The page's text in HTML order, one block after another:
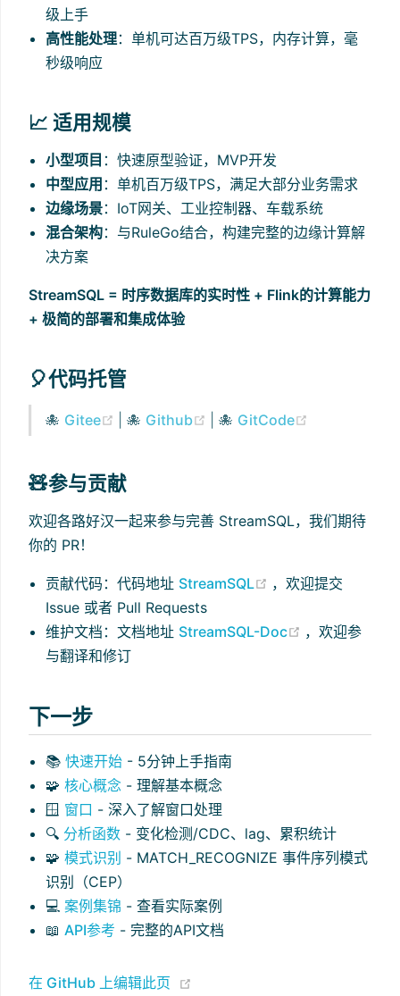
级上手
高性能处理：单机可达百万级TPS，内存计算，毫
秒级响应
📈 适用规模
小型项目 ：快速原型验证，MVP开发
中型应用 ：单机百万级TPS，满足大部分业务需求
边缘场景：IoT网关、工业控制器、车载系统
混合架构：与RuleGo结合，构建完整的边缘计算解
决方案
StreamSQL = 时序数据库的实时性 + Flink的计算能力
+ 极简的部署和集成体验
🎈代码托管
🐙 Gitee (opens new window)
| 🐙 Github (opens new window)
| 🐙 GitCode
🧸参与贡献
欢迎各路好汉一起来参与完善 StreamSQL，我们期待
你的 PR！
贡献代码：代码地址 StreamSQL (opens new
，欢迎提交
Issue 或者 Pull Requests
维护文档：文档地址 StreamSQL-Doc (opens new
，欢迎参
与翻译和修订
下一步
📚快速开始 - 5分钟上手指南
🧩核心概念 - 理解基本概念
🪟 窗口 - 深入了解窗口处理
🔍 分析函数 - 变化检测/CDC、lag、累积统计
🧩模式识别 - MATCH_RECOGNIZE 事件序列模式
识别（CEP）
💻案例集锦 - 查看实际案例
📖API参考 - 完整的API文档
在 GitHub 上编辑此页